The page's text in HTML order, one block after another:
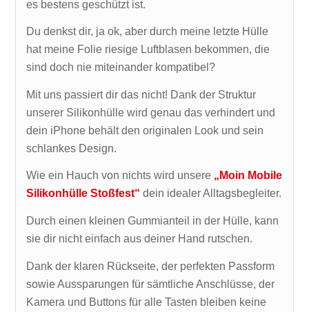
es bestens geschützt ist.
Du denkst dir, ja ok, aber durch meine letzte Hülle
hat meine Folie riesige Luftblasen bekommen, die
sind doch nie miteinander kompatibel?
Mit uns passiert dir das nicht! Dank der Struktur
unserer Silikonhülle wird genau das verhindert und
dein iPhone behält den originalen Look und sein
schlankes Design.
Wie ein Hauch von nichts wird unsere „Moin Mobile
Silikonhülle Stoßfest“dein idealer Alltagsbegleiter.
Durch einen kleinen Gummianteil in der Hülle, kann
sie dir nicht einfach aus deiner Hand rutschen.
Dank der klaren Rückseite, der perfekten Passform
sowie Aussparungen für sämtliche Anschlüsse, der
Kamera und Buttons für alle Tasten bleiben keine